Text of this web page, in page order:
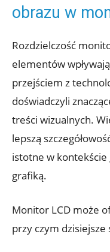
obrazu w
Rozdzielczość
elementów
przejściem z
doświadczyli
treści wizualnych.
lepszą
istotne w
grafiką.
Monitor LCD może
przy czym